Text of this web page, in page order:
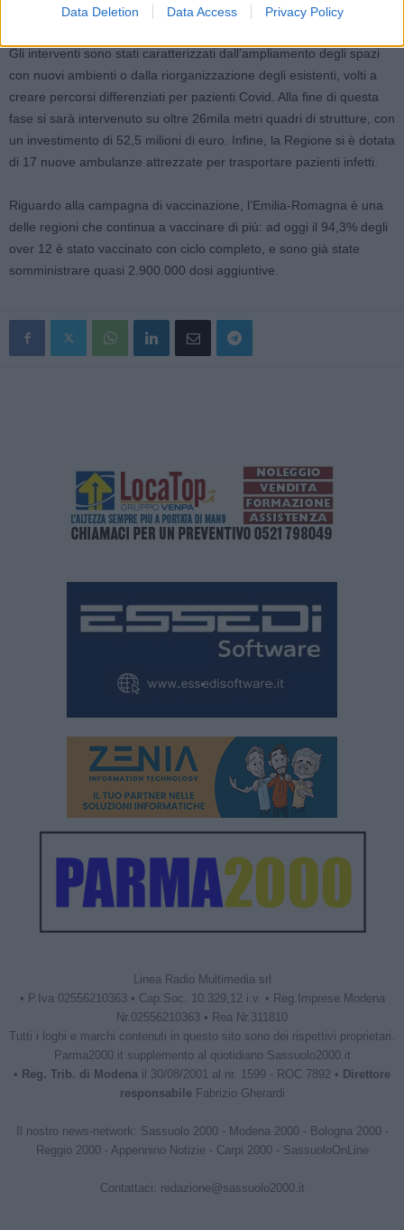
Data Deletion Data Access Privacy Policy
di imminente conclusione e per altri 25 i lavori sono in corso.
Gli interventi sono stati caratterizzati dall’ampliamento degli spazi
con nuovi ambienti o dalla riorganizzazione degli esistenti, volti a
creare percorsi differenziati per pazienti Covid. Alla fine di questa
fase si sarà intervenuto su oltre 26mila metri quadri di strutture, con
un investimento di 52,5 milioni di euro. Infine, la Regione si è dotata
di 17 nuove ambulanze attrezzate per trasportare pazienti infetti.
Riguardo alla campagna di vaccinazione, l’Emilia-Romagna è una
delle regioni che continua a vaccinare di più: ad oggi il 94,3% degli
over 12 è stato vaccinato con ciclo completo, e sono già state
somministrare quasi 2.900.000 dosi aggiuntive.
Linea Radio Multimedia srl
• P.Iva 02556210363 • Cap.Soc. 10.329,12 i.v. • Reg.Imprese Modena
Nr.02556210363 • Rea Nr.311810
Tutti i loghi e marchi contenuti in questo sito sono dei rispettivi proprietari.
Parma2000.it supplemento al quotidiano Sassuolo2000.it
• Reg. Trib. di Modena il 30/08/2001 al nr. 1599 - ROC 7892 • Direttore
responsabileFabrizio Gherardi
Il nostro news-network: Sassuolo 2000- Modena 2000- Bologna 2000-
Reggio 2000- Appennino Notizie - Carpi 2000- SassuoloOnLine
Contattaci: redazione@sassuolo2000.it